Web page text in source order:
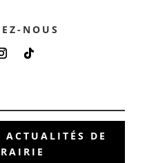
NOUS
DE